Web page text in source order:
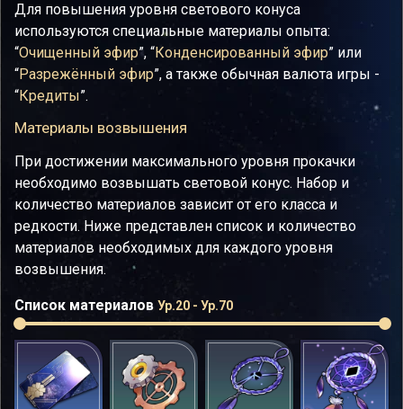
Для повышения уровня светового конуса
используются специальные материалы опыта:
“Очищенный эфир”, “Конденсированный эфир” или
“Разрежённый эфир”, а также обычная валюта игры -
“Кредиты”.
Материалы возвышения
При достижении максимального уровня прокачки
необходимо возвышать световой конус. Набор и
количество материалов зависит от его класса и
редкости. Ниже представлен список и количество
материалов необходимых для каждого уровня
возвышения.
Список материалов Ур.20 - Ур.70